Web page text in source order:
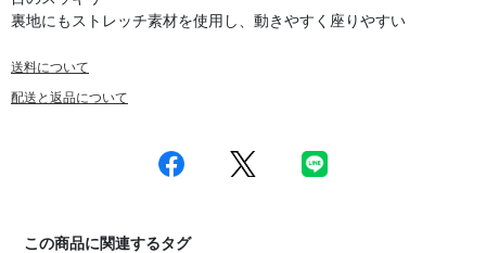
裏地にもストレッチ素材を使用し、動きやすく座りやすい
送料について
配送と返品について
この商品に関連するタグ